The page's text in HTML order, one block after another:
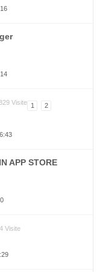
Visite 1 2
APP STORE
Visite